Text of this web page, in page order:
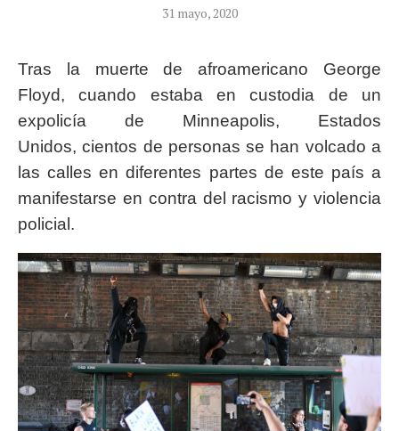
31 mayo, 2020
Tras la muerte de afroamericano George
Floyd, cuando estaba en custodia de un
expolicía de Minneapolis, Estados
Unidos, cientos de personas se han volcado a
las calles en diferentes partes de este país a
manifestarse en contra del racismo y violencia
policial.